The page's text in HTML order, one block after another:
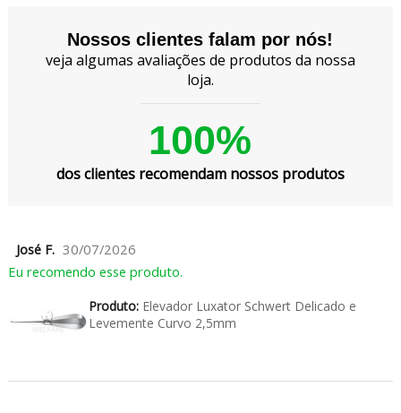
Nossos clientes falam por nós!
veja algumas avaliações de produtos da nossa
loja.
100%
dos clientes recomendam nossos produtos
José F. 30/07/2026
Eu recomendo esse produto.
Produto:Elevador Luxator Schwert Delicado e
Levemente Curvo 2,5mm